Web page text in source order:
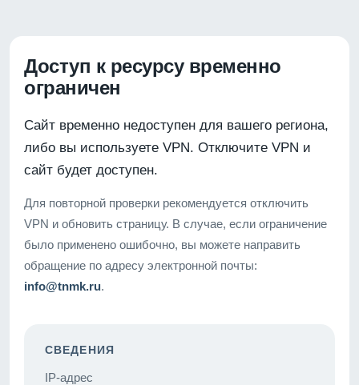
Доступ к ресурсу временно
ограничен
Сайт временно недоступен для вашего региона,
либо вы используете VPN. Отключите VPN и
сайт будет доступен.
Для повторной проверки рекомендуется отключить
VPN и обновить страницу. В случае, если ограничение
было применено ошибочно, вы можете направить
обращение по адресу электронной почты:
info@tnmk.ru.
СВЕДЕНИЯ
IP-адрес